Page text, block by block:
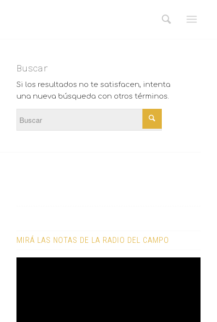
Buscar
Si los resultados no te satisfacen, intenta
una nueva búsqueda con otros términos.
MIRÁ LAS NOTAS DE LA RADIO DEL CAMPO